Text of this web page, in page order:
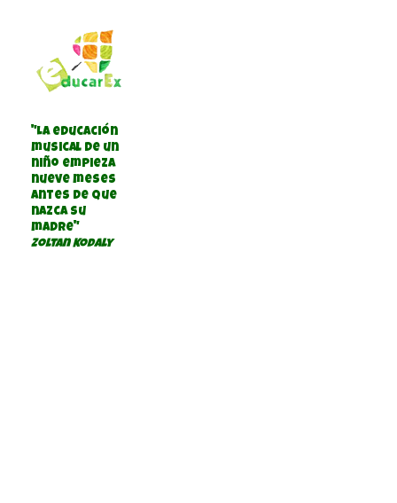
"La educación
musical de un
niño empieza
nueve meses
antes de que
nazca su
madre"
Zoltan Kodaly